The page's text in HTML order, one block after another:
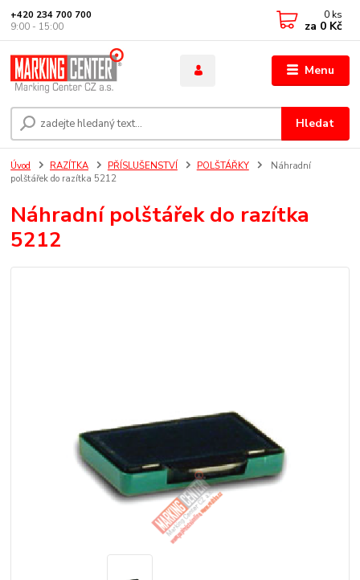
Menu
Hledat
+420 234 700 700
9:00 - 15:00
0 ks
za 0 Kč
Úvod RAZÍTKA PŘÍSLUŠENSTVÍ POLŠTÁŘKY
Náhradní
polštářek do razítka 5212
Náhradní polštářek do razítka
5212